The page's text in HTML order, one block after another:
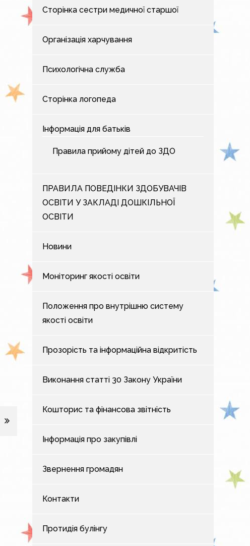
Сторінка сестри медичної старшої
Організація харчування
Психологічна служба
Сторінка логопеда
Інформація для батьків
Правила прийому дітей до ЗДО
ПРАВИЛА ПОВЕДІНКИ ЗДОБУВАЧІВ
ОСВІТИ У ЗАКЛАДІ ДОШКІЛЬНОЇ
ОСВІТИ
Новини
Моніторинг якості освіти
Положення про внутрішню систему
якості освіти
Прозорість та інформаційна відкритість
Виконання статті 30 Закону України
Кошторис та фінансова звітність
Інформація про закупівлі
Звернення громадян
Контакти
Протидія булінгу